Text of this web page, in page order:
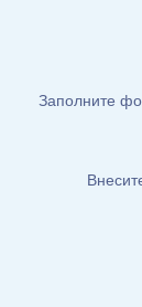
Заполните